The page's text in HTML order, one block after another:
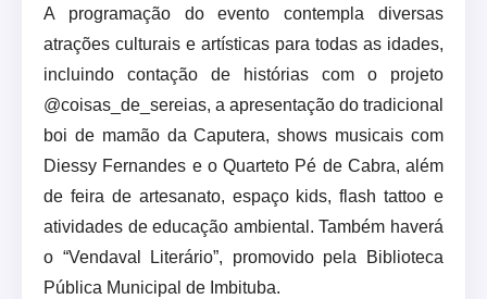
A programação do evento contempla diversas
atrações culturais e artísticas para todas as idades,
incluindo contação de histórias com o projeto
@coisas_de_sereias, a apresentação do tradicional
boi de mamão da Caputera, shows musicais com
Diessy Fernandes e o Quarteto Pé de Cabra, além
de feira de artesanato, espaço kids, flash tattoo e
atividades de educação ambiental. Também haverá
o “Vendaval Literário”, promovido pela Biblioteca
Pública Municipal de Imbituba.